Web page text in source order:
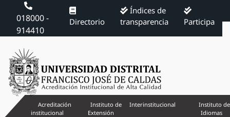
018000 -
914410
Directorio
Índices de
transparencia
Participa
Acreditación
institucional
Instituto de
Extensión
Interinstitucional
Instituto de
Idiomas